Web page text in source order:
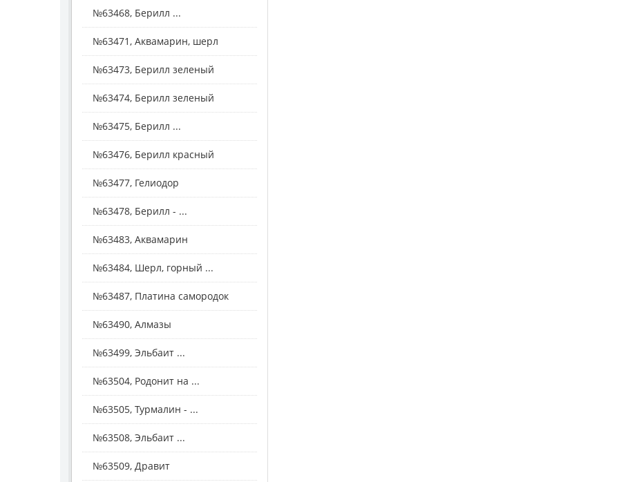
№63468, Берилл ...
№63471, Аквамарин, шерл
№63473, Берилл зеленый
№63474, Берилл зеленый
№63475, Берилл ...
№63476, Берилл красный
№63477, Гелиодор
№63478, Берилл - ...
№63483, Аквамарин
№63484, Шерл, горный ...
№63487, Платина самородок
№63490, Алмазы
№63499, Эльбаит ...
№63504, Родонит на ...
№63505, Турмалин - ...
№63508, Эльбаит ...
№63509, Дравит